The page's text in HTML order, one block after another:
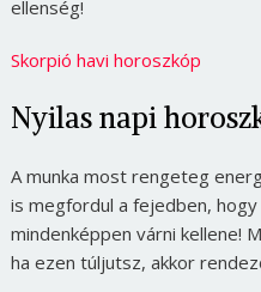
ellenség!
Skorpió havi horoszkóp
Nyilas napi
A munka most rengeteg
is megfordul a fejedben,
mindenképpen várni kellene!
ha ezen túljutsz, akkor